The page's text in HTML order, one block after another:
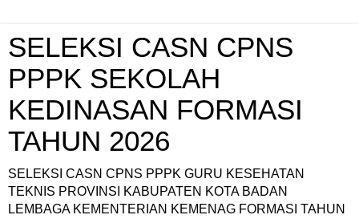
SELEKSI CASN CPNS
PPPK SEKOLAH
KEDINASAN FORMASI
TAHUN 2026
SELEKSI CASN CPNS PPPK GURU KESEHATAN
TEKNIS PROVINSI KABUPATEN KOTA BADAN
LEMBAGA KEMENTERIAN KEMENAG FORMASI TAHUN